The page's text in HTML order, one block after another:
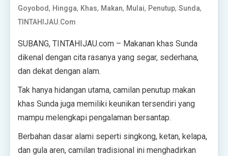
Goyobod, Hingga, Khas, Makan, Mulai, Penutup, Sunda,
TINTAHIJAU.com
SUBANG, TINTAHIJAU.com – Makanan khas Sunda
dikenal dengan cita rasanya yang segar, sederhana,
dan dekat dengan alam.
Tak hanya hidangan utama, camilan penutup makan
khas Sunda juga memiliki keunikan tersendiri yang
mampu melengkapi pengalaman bersantap.
Berbahan dasar alami seperti singkong, ketan, kelapa,
dan gula aren, camilan tradisional ini menghadirkan